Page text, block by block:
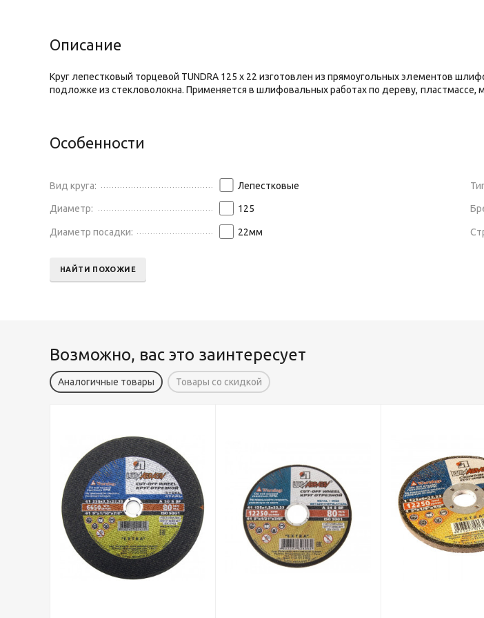
Описание
Круг лепестковый торцевой TUNDRA 125 х 22 изготовлен из прямоугольных элементов
подложке из стекловолокна. Применяется в шлифовальных работах по дереву, пластмассе,
Особенности
Вид круга: Лепестковые
Диаметр: 125
Диаметр посадки: 22мм
НАЙТИ ПОХОЖИЕ
Возможно, вас это заинтересует
Аналогичные товары Товары со скидкой